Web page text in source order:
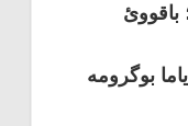
باقووئ
بوگرومه